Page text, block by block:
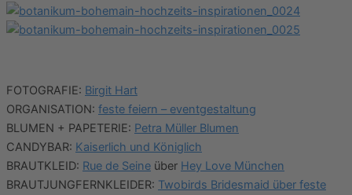
FOTOGRAFIE: Birgit Hart
ORGANISATION: feste feiern – eventgestaltung
BLUMEN + PAPETERIE: Petra Müller Blumen
CANDYBAR: Kaiserlich und Königlich
BRAUTKLEID: Rue de Seine über Hey Love München
BRAUTJUNGFERNKLEIDER: Twobirds Bridesmaid über feste